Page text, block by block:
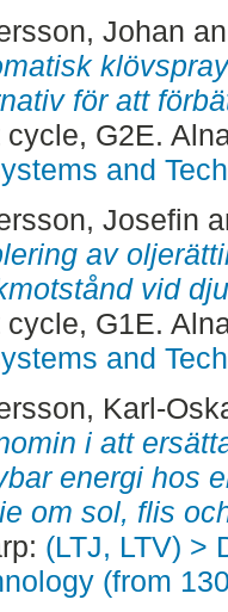
Johan
för att
cycle, G2E.
and
Josefin
av
vid
cycle, G1E.
and
Karl-
i att
energi hos
om sol, flis
(LTJ, LTV) >
(from